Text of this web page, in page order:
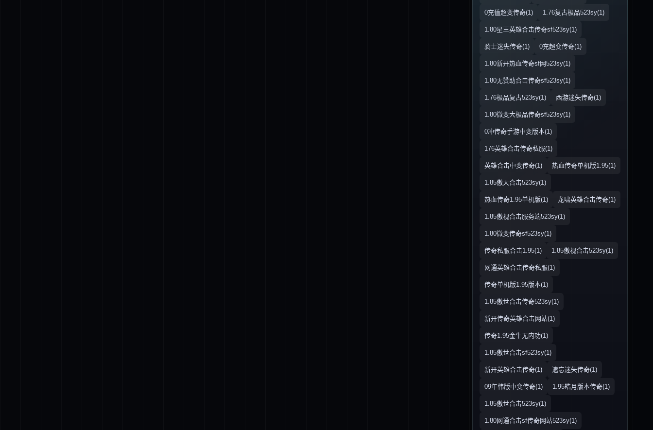
0充值超变传奇(1) 1.76复古极品523sy(1)
1.80星王英雄合击传奇sf523sy(1)
骑士迷失传奇(1) 0充超变传奇(1)
1.80新开热血传奇sf网523sy(1)
1.80无赞助合击传奇sf523sy(1)
1.76极品复古523sy(1) 西游迷失传奇(1)
1.80微变大极品传奇sf523sy(1)
0冲传奇手游中变版本(1)
176英雄合击传奇私服(1)
英雄合击中变传奇(1) 热血传奇单机版1.95(1)
1.85傲天合击523sy(1)
热血传奇1.95单机版(1) 龙啸英雄合击传奇(1)
1.85傲视合击服务端523sy(1)
1.80微变传奇sf523sy(1)
传奇私服合击1.95(1) 1.85傲视合击523sy(1)
网通英雄合击传奇私服(1)
传奇单机版1.95版本(1)
1.85傲世合击传奇523sy(1)
新开传奇英雄合击网站(1)
传奇1.95金牛无内功(1)
1.85傲世合击sf523sy(1)
新开英雄合击传奇(1) 遗忘迷失传奇(1)
09年韩版中变传奇(1) 1.95皓月版本传奇(1)
1.85傲世合击523sy(1)
1.80网通合击sf传奇网站523sy(1)